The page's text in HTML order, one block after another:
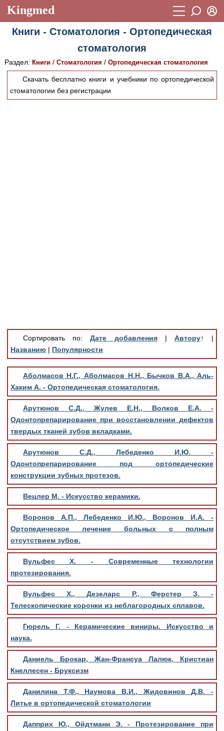
Kingmed
Учебный материал
Фотогалерея
Истории болезней 1268
Пароль
Книги - Стоматология - Ортопедическая
стоматология
Раздел: Книги/ Стоматология / Ортопедическая стоматология
Скачать бесплатно книги и учебники по ортопедической
стоматологии без регистрации
Сортировать по:Дате добавления | Автору↑
|
Названию | Популярности
Аболмасов Н.Г., Аболмасов Н.Н., Бычков В.А., Аль-
Хаким А. - Ортопедическая стоматология.
Арутюнов С.Д., Жулев Е.Н., Волков Е.А. -
Одонтопрепарирование при восстановлении дефектов
твердых тканей зубов вкладками.
Арутюнов С.Д., Лебеденко И.Ю. -
Одонтопрепарирование под ортопедические
конструкции зубных протезов.
Вецлер М. - Искусство керамики.
Воронов А.П., Лебеденко И.Ю., Воронов И.А. -
Ортопедическое лечение больных с полным
отсутствием зубов.
Вульфес Х. - Современные технологии
протезирования.
Вульфес Х., Дезеларс Р., Ферстер З. -
Телескопические коронки из неблагородных сплавов.
Гюрель Г. - Керамические виниры. Искусство и
наука.
Даниель Брокар, Жан-Франсуа Лалюк, Кристиан
Кнеллесен - Бруксизм
Данилина Т.Ф., Наумова В.И., Жидовинов Д.В. -
Литье в ортопедической стоматологии
Дапприх Ю., Ойдтманн Э. - Протезирование при